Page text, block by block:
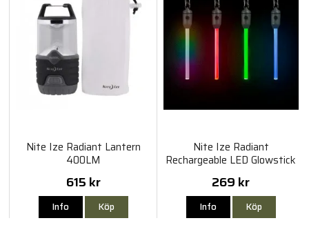
Nite Ize Radiant Lantern
400LM
615 kr
Info Köp
Nite Ize Radiant
Rechargeable LED Glowstick
269 kr
Info Köp